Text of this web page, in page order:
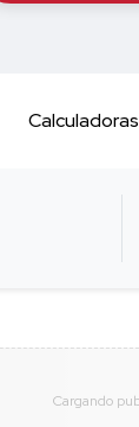
Calculadoras